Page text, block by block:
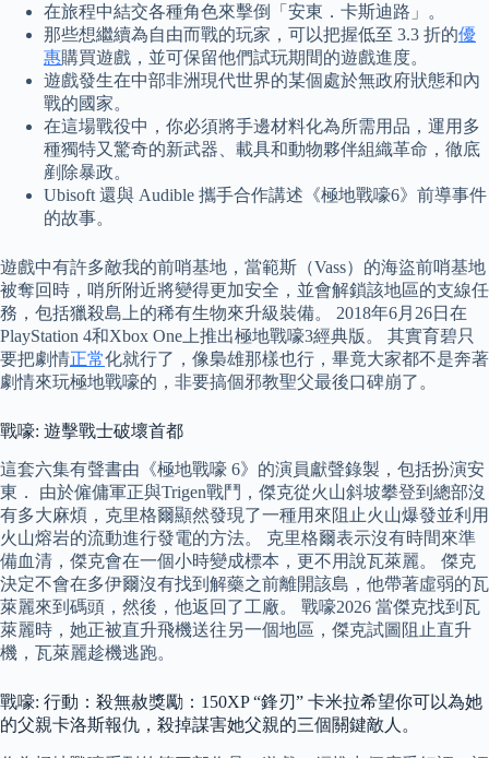
在旅程中結交各種角色來擊倒「安東．卡斯迪路」。
那些想繼續為自由而戰的玩家，可以把握低至 3.3 折的優
惠購買遊戲，並可保留他們試玩期間的遊戲進度。
遊戲發生在中部非洲現代世界的某個處於無政府狀態和內
戰的國家。
在這場戰役中，你必須將手邊材料化為所需用品，運用多
種獨特又驚奇的新武器、載具和動物夥伴組織革命，徹底
剷除暴政。
Ubisoft 還與 Audible 攜手合作講述《極地戰嚎6》前導事件
的故事。
遊戲中有許多敵我的前哨基地，當範斯（Vass）的海盜前哨基地
被奪回時，哨所附近將變得更加安全，並會解鎖該地區的支線任
務，包括獵殺島上的稀有生物來升級裝備。 2018年6月26日在
PlayStation 4和Xbox One上推出極地戰嚎3經典版。 其實育碧只
要把劇情正常化就行了，像梟雄那樣也行，畢竟大家都不是奔著
劇情來玩極地戰嚎的，非要搞個邪教聖父最後口碑崩了。
戰嚎: 遊擊戰士破壞首都
這套六集有聲書由《極地戰嚎 6》的演員獻聲錄製，包括扮演安
東． 由於僱傭軍正與Trigen戰鬥，傑克從火山斜坡攀登到總部沒
有多大麻煩，克里格爾顯然發現了一種用來阻止火山爆發並利用
火山熔岩的流動進行發電的方法。 克里格爾表示沒有時間來準
備血清，傑克會在一個小時變成標本，更不用說瓦萊麗。 傑克
決定不會在多伊爾沒有找到解藥之前離開該島，他帶著虛弱的瓦
萊麗來到碼頭，然後，他返回了工廠。 戰嚎2026 當傑克找到瓦
萊麗時，她正被直升飛機送往另一個地區，傑克試圖阻止直升
機，瓦萊麗趁機逃跑。
戰嚎: 行動：殺無赦獎勵：150XP “鋒刃” 卡米拉希望你可以為她
的父親卡洛斯報仇，殺掉謀害她父親的三個關鍵敵人。